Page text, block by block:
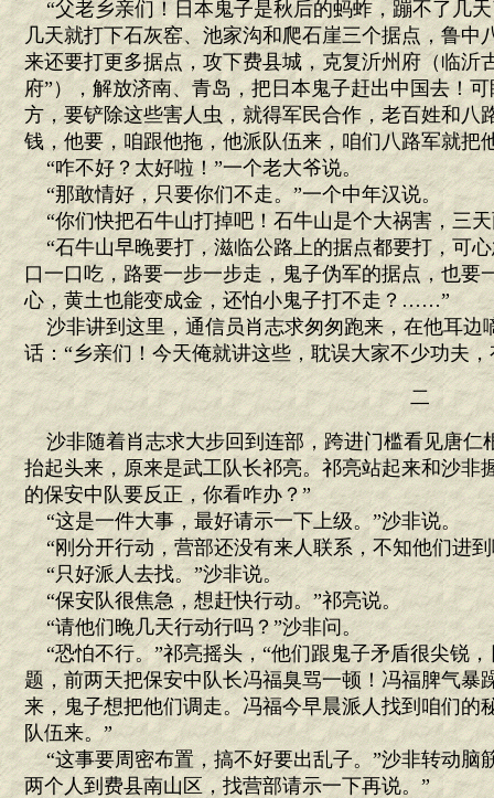
“父老乡亲们！日本鬼子是秋后的蚂蚱，蹦不了几
几天就打下石灰窑、池家沟和爬石崖三个据点，鲁中
来还要打更多据点，攻下费县城，克复沂州府（临沂
府”），解放济南、青岛，把日本鬼子赶出中国去！
方，要铲除这些害人虫，就得军民合作，老百姓和八
钱，他要，咱跟他拖，他派队伍来，咱们八路军就把
“咋不好？太好啦！”一个老大爷说。
“那敢情好，只要你们不走。”一个中年汉说。
“你们快把石牛山打掉吧！石牛山是个大祸害，三天
“石牛山早晚要打，滋临公路上的据点都要打，可
口一口吃，路要一步一步走，鬼子伪军的据点，也要
心，黄土也能变成金，还怕小鬼子打不走？……”
沙非讲到这里，通信员肖志求匆匆跑来，在他耳边
话：“乡亲们！今天俺就讲这些，耽误大家不少功夫
二
沙非随着肖志求大步回到连部，跨进门槛看见唐仁
抬起头来，原来是武工队长祁亮。祁亮站起来和沙非
的保安中队要反正，你看咋办？”
“这是一件大事，最好请示一下上级。”沙非说。
“刚分开行动，营部还没有来人联系，不知他们进到
“只好派人去找。”沙非说。
“保安队很焦急，想赶快行动。”祁亮说。
“请他们晚几天行动行吗？”沙非问。
“恐怕不行。”祁亮摇头，“他们跟鬼子矛盾很尖锐
题，前两天把保安中队长冯福臭骂一顿！冯福脾气暴
来，鬼子想把他们调走。冯福今早晨派人找到咱们的
队伍来。”
“这事要周密布置，搞不好要出乱子。”沙非转动脑
两个人到费县南山区，找营部请示一下再说。”